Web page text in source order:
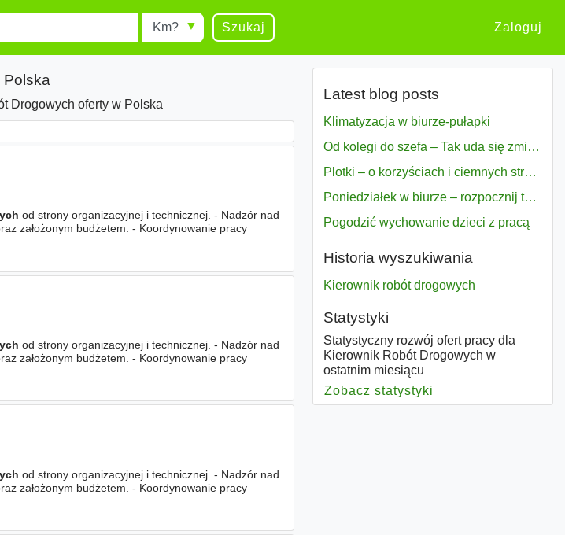
Radius Szukaj Zaloguj
Polska
Drogowych oferty w Polska
od strony organizacyjnej i technicznej. - Nadzór nad
założonym budżetem. - Koordynowanie pracy
od strony organizacyjnej i technicznej. - Nadzór nad
założonym budżetem. - Koordynowanie pracy
od strony organizacyjnej i technicznej. - Nadzór nad
założonym budżetem. - Koordynowanie pracy
Latest blog posts
Klimatyzacja w biurze-pułapki
Od kolegi do szefa – Tak uda się zmiana bezproblemowo
Plotki – o korzyściach i ciemnych stronach
Poniedziałek w biurze – rozpocznij tydzień w pełni zmotywowany
Pogodzić wychowanie dzieci z pracą
Historia wyszukiwania
Kierownik robót drogowych
Statystyki
Statystyczny rozwój ofert pracy dla
Kierownik Robót Drogowych w
ostatnim miesiącu
Zobacz statystyki